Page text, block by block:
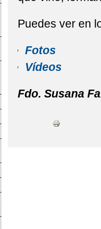
Puedes ver en
Fotos
Vídeos
Fdo. Susana